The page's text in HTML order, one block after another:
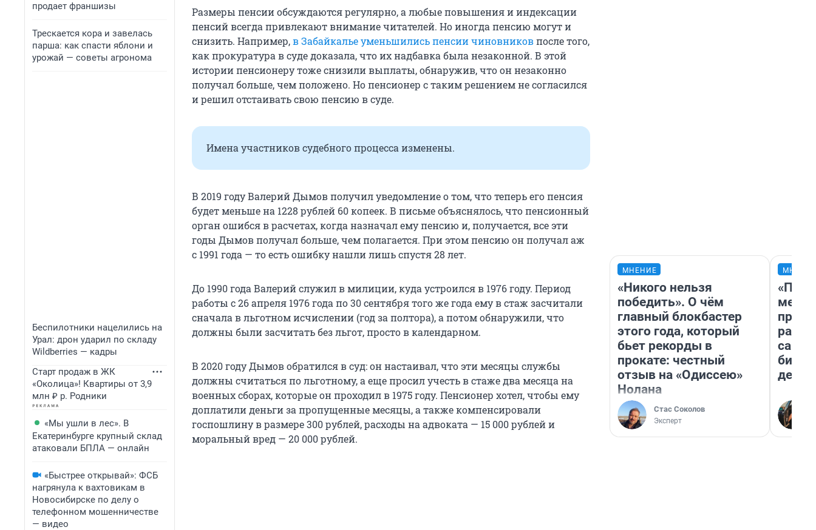
продает франшизы
Трескается кора и завелась
парша: как спасти яблони и
урожай — советы агронома
Беспилотники нацелились на
Урал: дрон ударил по складу
Wildberries — кадры
Старт продаж в ЖК
«Околица»! Квартиры от 3,9
млн ₽ р. Родники
«Мы ушли в лес». В
Екатеринбурге крупный склад
атаковали БПЛА — онлайн
«Быстрее открывай»: ФСБ
нагрянула к вахтовикам в
Новосибирске по делу о
телефонном мошенничестве
— видео
Размеры пенсии обсуждаются регулярно, а любые повышения и индексации
пенсий всегда привлекают внимание читателей. Но иногда пенсию могут и
снизить. Например,в Забайкалье уменьшились пенсии чиновниковпосле того,
как прокуратура в суде доказала, что их надбавка была незаконной. В этой
истории пенсионеру тоже снизили выплаты, обнаружив, что он незаконно
получал больше, чем положено. Но пенсионер с таким решением не согласился
и решил отстаивать свою пенсию в суде.
Имена участников судебного процесса изменены.
В 2019 году Валерий Дымов получил уведомление о том, что теперь его пенсия
будет меньше на 1228 рублей 60 копеек. В письме объяснялось, что пенсионный
орган ошибся в расчетах, когда назначал ему пенсию и, получается, все эти
годы Дымов получал больше, чем полагается. При этом пенсию он получал аж
с 1991 года — то есть ошибку нашли лишь спустя 28 лет.
До 1990 года Валерий служил в милиции, куда устроился в 1976 году. Период
работы с 26 апреля 1976 года по 30 сентября того же года ему в стаж засчитали
сначала в льготном исчислении (год за полтора), а потом обнаружили, что
должны были засчитать без льгот, просто в календарном.
В 2020 году Дымов обратился в суд: он настаивал, что эти месяцы службы
должны считаться по льготному, а еще просил учесть в стаже два месяца на
военных сборах, которые он проходил в 1975 году. Пенсионер хотел, чтобы ему
доплатили деньги за пропущенные месяцы, а также компенсировали
госпошлину в размере 300 рублей, расходы на адвоката — 15 000 рублей и
моральный вред — 20 000 рублей.
МНЕНИЕ
«Никого нельзя
победить». О чём
главный блокбастер
этого года, который
бьет рекорды в
прокате: честный
отзыв на «Одиссею»
Нолана
Стас Соколов
Эксперт